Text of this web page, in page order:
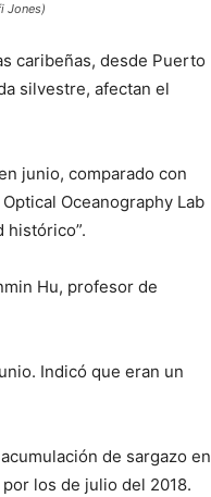
Jones)
caribeñas, desde Puerto
silvestre, afectan el
junio, comparado con
Oceanography Lab
histórico”.
Hu, profesor de
Indicó que eran un
de sargazo en
los de julio del 2018.